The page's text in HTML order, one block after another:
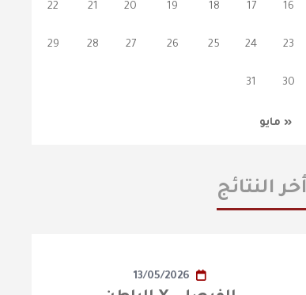
« مايو
16
17
18
19
20
21
22
23
24
25
26
27
28
29
30
31
أخر النتائج
13/05/2026